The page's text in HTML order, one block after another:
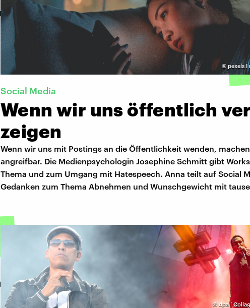
© pexels I
Social Media
Wenn wir uns öffentlich
zeigen
Wenn wir uns mit Postings an die Öffentlichkeit wenden,
angreifbar. Die Medienpsychologin Josephine Schmitt gibt
Thema und zum Umgang mit Hatespeech. Anna teilt auf Social
Gedanken zum Thema Abnehmen und Wunschgewicht mit
© dpa |